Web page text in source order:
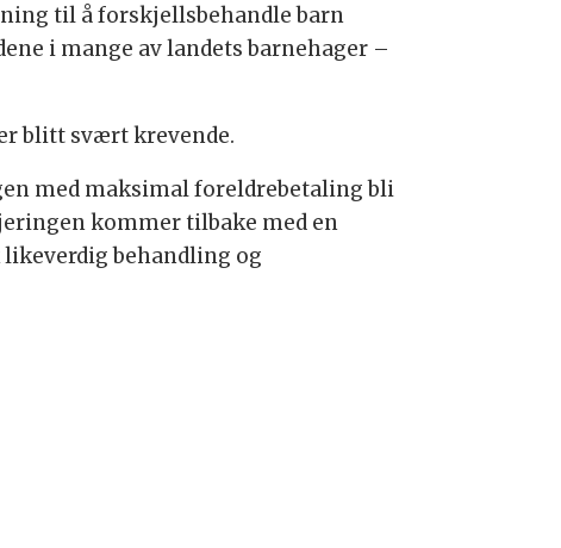
til å forskjellsbehandle barn
i mange av landets barnehager –
blitt svært krevende.
med maksimal foreldrebetaling bli
kommer tilbake med en
behandling og